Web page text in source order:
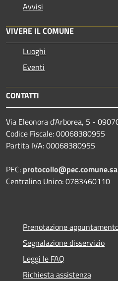
Avvisi
VIVERE IL COMUNE
Luoghi
Eventi
CONTATTI
Via Eleonora d'Arborea, 5 -
Codice Fiscale: 00068380955
Partita IVA: 00068380955
PEC:
Centralino Unico: 0783460110
Prenotazione
Segnalazione disservizio
Leggi le FAQ
Richiesta assistenza